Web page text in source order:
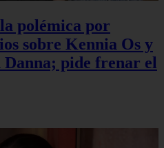
polémica por
sobre Kennia Os y
Danna; pide frenar el